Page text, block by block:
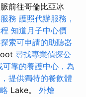
前往哥倫比亞冰
務 護照代辦服務，
知道月子中心價
索可申請的助聽器
尋找專業偵探公
可靠的養護中心，為
提供獨特的餐飲體
Lake。 外燴